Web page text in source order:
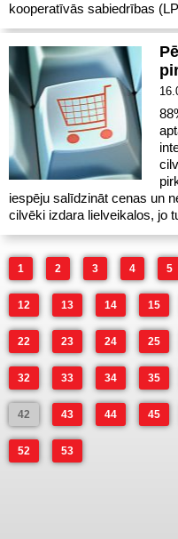
kooperatīvās sabiedrības
iespēju salīdzināt cenas un
cilvēki izdara lielveikalos, jo
1 2 3 4 5
12 13 14 15
22 23 24 25
32 33 34 35
42 43 44 45
52 53